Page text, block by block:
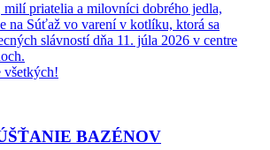
milí priatelia a milovníci dobrého jedla,
na Súťaž vo varení v kotlíku, ktorá sa
slávností dňa 11. júla 2026 v centre
všetkých!
BAZÉNOV